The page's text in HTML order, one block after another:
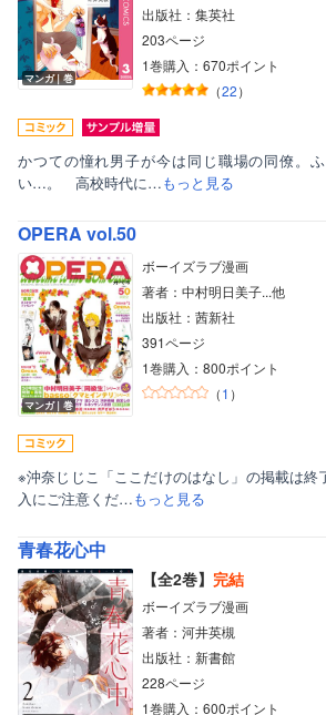
マンガ｜巻
出版社：集英社
203ページ
1巻購入：670ポイント
（22）
かつての憧れ男子が今は同じ職場の同僚。
い…。 高校時代に…もっと見る
OPERA vol.50
マンガ｜巻
ボーイズラブ漫画
著者：中村明日美子...他
出版社：茜新社
391ページ
1巻購入：800ポイント
（1 ）
※沖奈じじこ「ここだけのはなし」の掲載は終
入にご注意くだ…もっと見る
青春花心中
【全2巻】 完結
ボーイズラブ漫画
著者：河井英槻
出版社：新書館
228ページ
1巻購入：600ポイント
ボーイズラブ